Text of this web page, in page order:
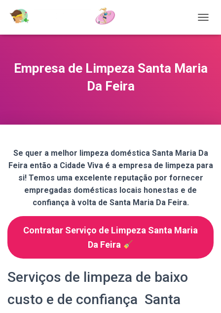
O
E
O
N
Empresa de Limpeza Santa Maria
Da Feira
Se quer a melhor limpeza doméstica Santa Maria Da
Feira então a Cidade Viva é a empresa de limpeza para
si! Temos uma excelente reputação por fornecer
empregadas domésticas locais honestas e de
confiança à volta de Santa Maria Da Feira.
Contratar Serviço de Limpeza Santa Maria
Da Feira
Serviços de limpeza de baixo
custo e de confiança Santa